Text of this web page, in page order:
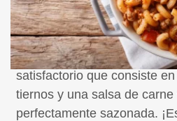
chop suey americano es un
satisfactorio que consiste
tiernos y una salsa de carne
perfectamente sazonada.